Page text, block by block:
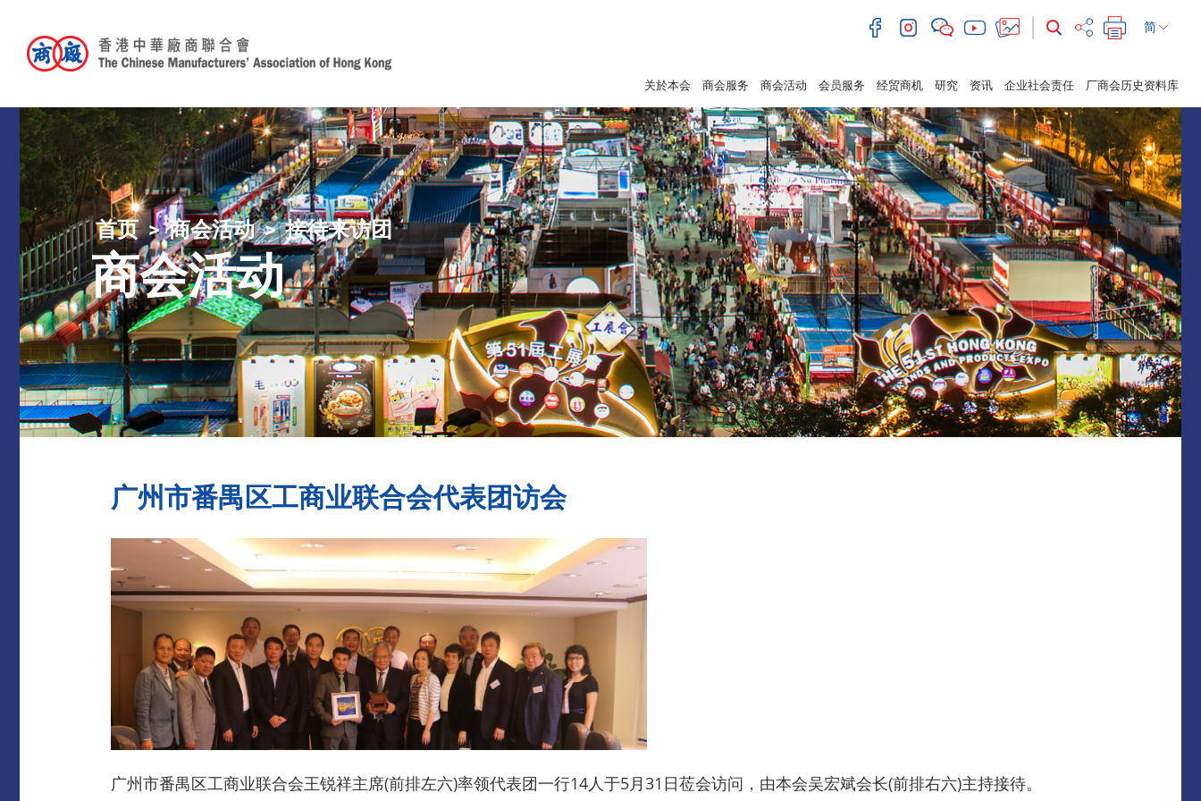
简
关於本会 商会服务 商会活动 会员服务 经贸商机 研究 资讯 企业社会责任 厂商会历史资料库
首页 商会活动 接待来访团
商会活动
广州市番禺区工商业联合会代表团访会
广州市番禺区工商业联合会王锐祥主席(前排左六)率领代表团一行14人于5月31日莅会访问，由本会吴宏斌会长(前排右六)主持接待。